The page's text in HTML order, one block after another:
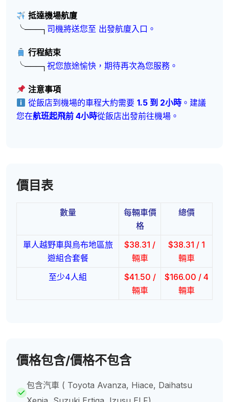
抵達機場航廈
╰───┐ 司機將送您至 出發航廈入口。
行程結束
╰───┐ 祝您旅途愉快，期待再次為您服務。
注意事項
從飯店到機場的車程大約需要1.5 到 2小時 。建議
您在航班起飛前 4小時從飯店出發前往機場。
價目表
數量
每輛車價
格
總價
單人越野車與烏布地區旅
遊組合套餐
$38.31 /
輛車
$38.31 / 1
輛車
至少4人組
$41.50 /
輛車
$166.00 / 4
輛車
價格包含/價格不包含
包含汽車 ( Toyota Avanza, Hiace, Daihatsu